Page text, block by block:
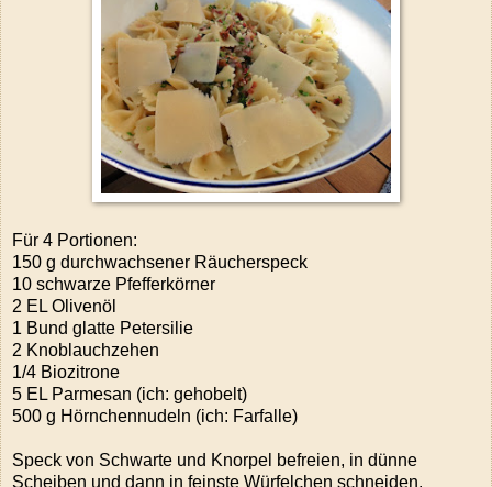
Für 4 Portionen:
150 g durchwachsener Räucherspeck
10 schwarze Pfefferkörner
2 EL Olivenöl
1 Bund glatte Petersilie
2 Knoblauchzehen
1/4 Biozitrone
5 EL Parmesan (ich: gehobelt)
500 g Hörnchennudeln (ich: Farfalle)
Speck von Schwarte und Knorpel befreien, in dünne
Scheiben und dann in feinste Würfelchen schneiden.